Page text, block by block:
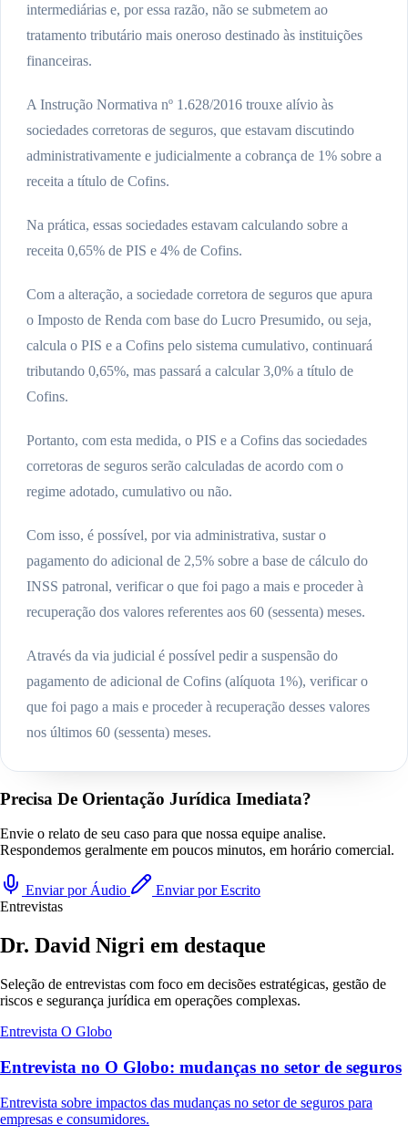
intermediárias e, por essa razão, não se submetem ao
tratamento tributário mais oneroso destinado às instituições
financeiras.
A Instrução Normativa nº 1.628/2016 trouxe alívio às
sociedades corretoras de seguros, que estavam discutindo
administrativamente e judicialmente a cobrança de 1% sobre a
receita a título de Cofins.
Na prática, essas sociedades estavam calculando sobre a
receita 0,65% de PIS e 4% de Cofins.
Com a alteração, a sociedade corretora de seguros que apura
o Imposto de Renda com base do Lucro Presumido, ou seja,
calcula o PIS e a Cofins pelo sistema cumulativo, continuará
tributando 0,65%, mas passará a calcular 3,0% a título de
Cofins.
Portanto, com esta medida, o PIS e a Cofins das sociedades
corretoras de seguros serão calculadas de acordo com o
regime adotado, cumulativo ou não.
Com isso, é possível, por via administrativa, sustar o
pagamento do adicional de 2,5% sobre a base de cálculo do
INSS patronal, verificar o que foi pago a mais e proceder à
recuperação dos valores referentes aos 60 (sessenta) meses.
Através da via judicial é possível pedir a suspensão do
pagamento de adicional de Cofins (alíquota 1%), verificar o
que foi pago a mais e proceder à recuperação desses valores
nos últimos 60 (sessenta) meses.
Precisa De Orientação Jurídica Imediata?
Envie o relato de seu caso para que nossa equipe analise.
Respondemos geralmente em poucos minutos, em horário comercial.
Enviar por Áudio
Enviar por Escrito
Entrevistas
Dr. David Nigri em destaque
Seleção de entrevistas com foco em decisões estratégicas, gestão de
riscos e segurança jurídica em operações complexas.
Entrevista O Globo
Entrevista no O Globo: mudanças no setor de seguros
Entrevista sobre impactos das mudanças no setor de seguros para
empresas e consumidores.